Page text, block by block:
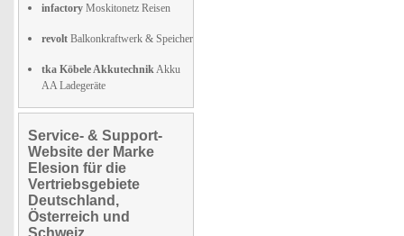
infactory Moskitonetz Reisen
revolt Balkonkraftwerk & Speicher
tka Köbele AkkutechnikAkku
AA Ladegeräte
Service- & Support-
Website der Marke
Elesion für die
Vertriebsgebiete
Deutschland,
Österreich und
Schweiz